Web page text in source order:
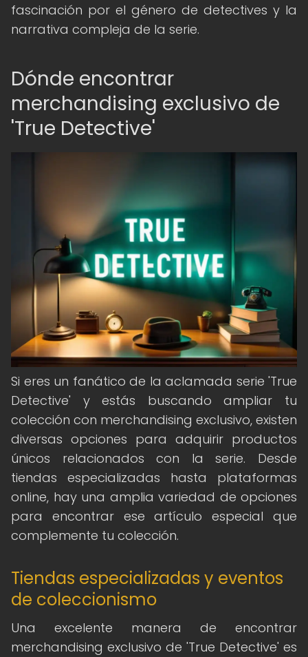
fascinación por el género de detectives y la
narrativa compleja de la serie.
Dónde encontrar
merchandising exclusivo de
'True Detective'
Si eres un fanático de la aclamada serie 'True
Detective' y estás buscando ampliar tu
colección con merchandising exclusivo, existen
diversas opciones para adquirir productos
únicos relacionados con la serie. Desde
tiendas especializadas hasta plataformas
online, hay una amplia variedad de opciones
para encontrar ese artículo especial que
complemente tu colección.
Tiendas especializadas y eventos
de coleccionismo
Una excelente manera de encontrar
merchandising exclusivo de 'True Detective' es